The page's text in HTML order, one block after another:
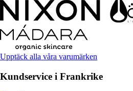
Upptäck alla våra varumärken
Kundservice i Frankrike